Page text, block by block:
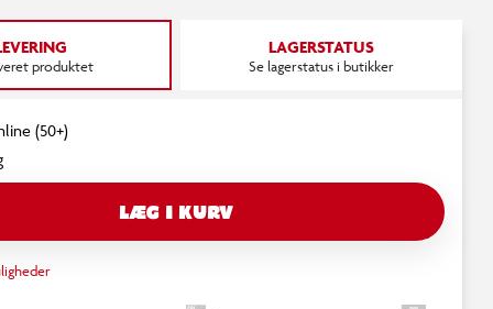
produktet
LAGERSTATUS
Se lagerstatus i butikker
(50+)
LÆG I KURV